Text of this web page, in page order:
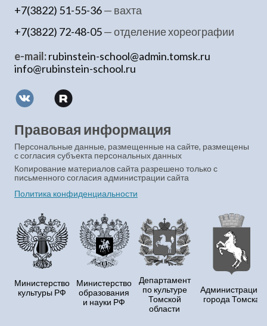
+7(3822) 51-55-36— вахта
+7(3822) 72-48-05— отделение хореографии
e-mail:rubinstein-school@admin.tomsk.ru
info@rubinstein-school.ru
Правовая информация
Персональные данные, размещенные на сайте, размещены
с согласия субъекта персональных данных
Копирование материалов сайта разрешено только с
письменного согласия администрации сайта
Политика конфиденциальности
Министерство
культуры РФ
Министерство
образования
и науки РФ
Департамент
по культуре
Томской
области
Администрация
города Томска